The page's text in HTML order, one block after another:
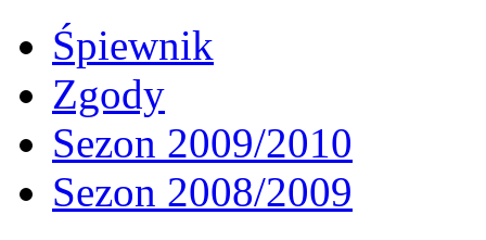
Śpiewnik
Zgody
Sezon 2009/2010
Sezon 2008/2009